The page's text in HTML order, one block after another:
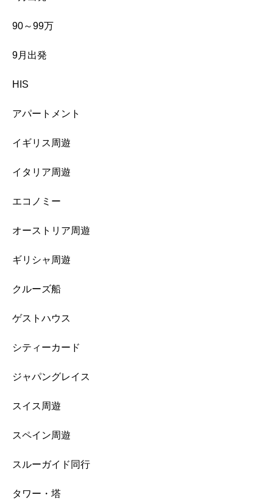
90～99万
9月出発
HIS
アパートメント
イギリス周遊
イタリア周遊
エコノミー
オーストリア周遊
ギリシャ周遊
クルーズ船
ゲストハウス
シティーカード
ジャパングレイス
スイス周遊
スペイン周遊
スルーガイド同行
タワー・塔